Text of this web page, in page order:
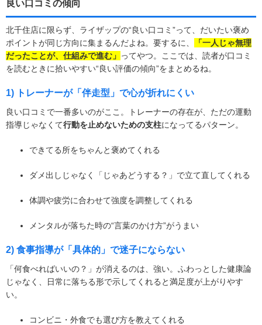
良い口コミの傾向
北千住店に限らず、ライザップの“良い口コミ”って、だいたい褒め
ポイントが同じ方向に集まるんだよね。要するに、
「一人じゃ無理
だったことが、仕組みで進む」 ってやつ。ここでは、読者が口コミ
を読むときに拾いやすい“良い評価の傾向”をまとめるね。
1) トレーナーが「伴走型」で心が折れにくい
良い口コミで一番多いのがここ。トレーナーの存在が、ただの運動
指導じゃなくて行動を止めないための支柱になってるパターン。
できてる所をちゃんと褒めてくれる
ダメ出しじゃなく「じゃあどうする？」で立て直してくれる
体調や疲労に合わせて強度を調整してくれる
メンタルが落ちた時の“言葉のかけ方”がうまい
2) 食事指導が「具体的」で迷子にならない
「何食べればいいの？」が消えるのは、強い。ふわっとした健康論
じゃなく、日常に落ちる形で示してくれると満足度が上がりやす
い。
コンビニ・外食でも選び方を教えてくれる